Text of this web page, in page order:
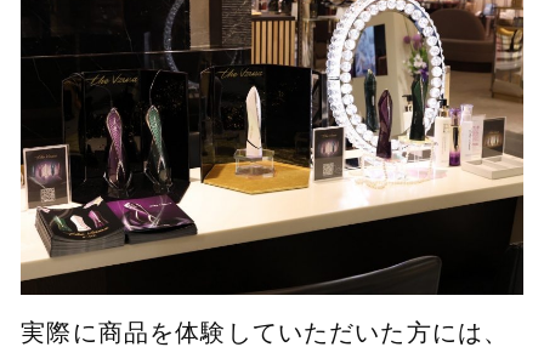
実際に商品を体験していただいた方には、